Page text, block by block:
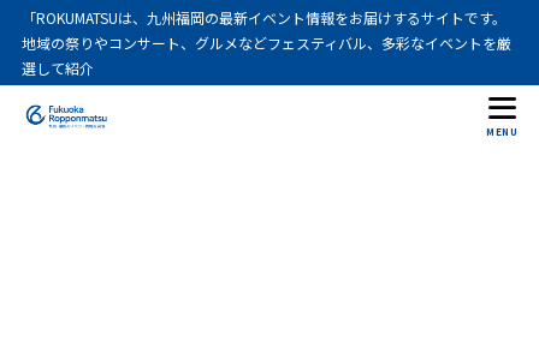
「ROKUMATSUは、九州福岡の最新イベント情報をお届けするサイトです。
地域の祭りやコンサート、グルメなどフェスティバル、多彩なイベントを厳
選して紹介
MENU